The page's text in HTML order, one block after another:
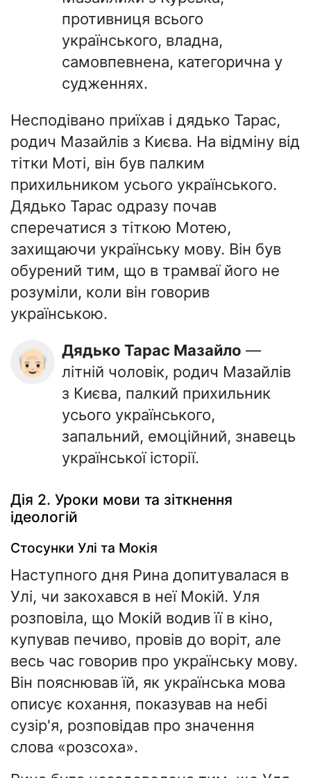
противниця всього
українського, владна,
самовпевнена, категорична у
судженнях.
Несподівано приїхав і дядько Тарас,
родич Мазайлів з Києва. На відміну від
тітки Моті, він був палким
прихильником усього українського.
Дядько Тарас одразу почав
сперечатися з тіткою Мотею,
захищаючи українську мову. Він був
обурений тим, що в трамваї його не
розуміли, коли він говорив
українською.
👴🏻 Дядько Тарас Мазайло —
літній чоловік, родич Мазайлів
з Києва, палкий прихильник
усього українського,
запальний, емоційний, знавець
української історії.
Дія 2. Уроки мови та зіткнення
ідеологій
Стосунки Улі та Мокія
Наступного дня Рина допитувалася в
Улі, чи закохався в неї Мокій. Уля
розповіла, що Мокій водив її в кіно,
купував печиво, провів до воріт, але
весь час говорив про українську мову.
Він пояснював їй, як українська мова
описує кохання, показував на небі
сузір'я, розповідав про значення
слова «розсоха».